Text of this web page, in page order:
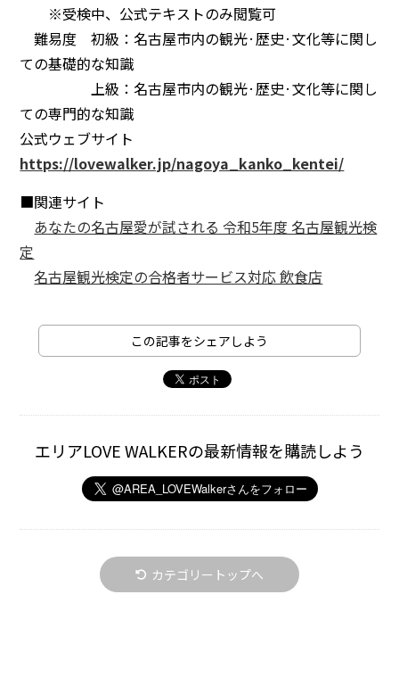
※受検中、公式テキストのみ閲覧可
難易度 初級：名古屋市内の観光·歴史·文化等に関し
ての基礎的な知識
上級：名古屋市内の観光·歴史·文化等に関し
ての専門的な知識
公式ウェブサイト
https://lovewalker.jp/nagoya_kanko_kentei/
■関連サイト
あなたの名古屋愛が試される 令和5年度 名古屋観光検
定
名古屋観光検定の合格者サービス対応 飲食店
この記事をシェアしよう
エリアLOVE WALKERの最新情報を購読しよう
カテゴリートップへ